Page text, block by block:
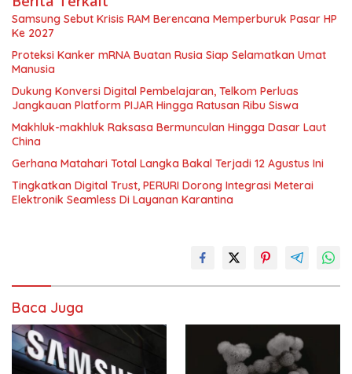
Samsung Sebut Krisis RAM Berencana Memperburuk Pasar HP
Ke 2027
Proteksi Kanker mRNA Buatan Rusia Siap Selamatkan Umat
Manusia
Dukung Konversi Digital Pembelajaran, Telkom Perluas
Jangkauan Platform PIJAR Hingga Ratusan Ribu Siswa
Makhluk-makhluk Raksasa Bermunculan Hingga Dasar Laut
China
Gerhana Matahari Total Langka Bakal Terjadi 12 Agustus Ini
Tingkatkan Digital Trust, PERURI Dorong Integrasi Meterai
Elektronik Seamless Di Layanan Karantina
Baca Juga